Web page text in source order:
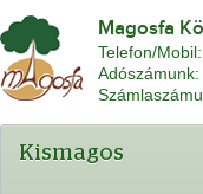
Magosfa
Telefon/
Kismagos